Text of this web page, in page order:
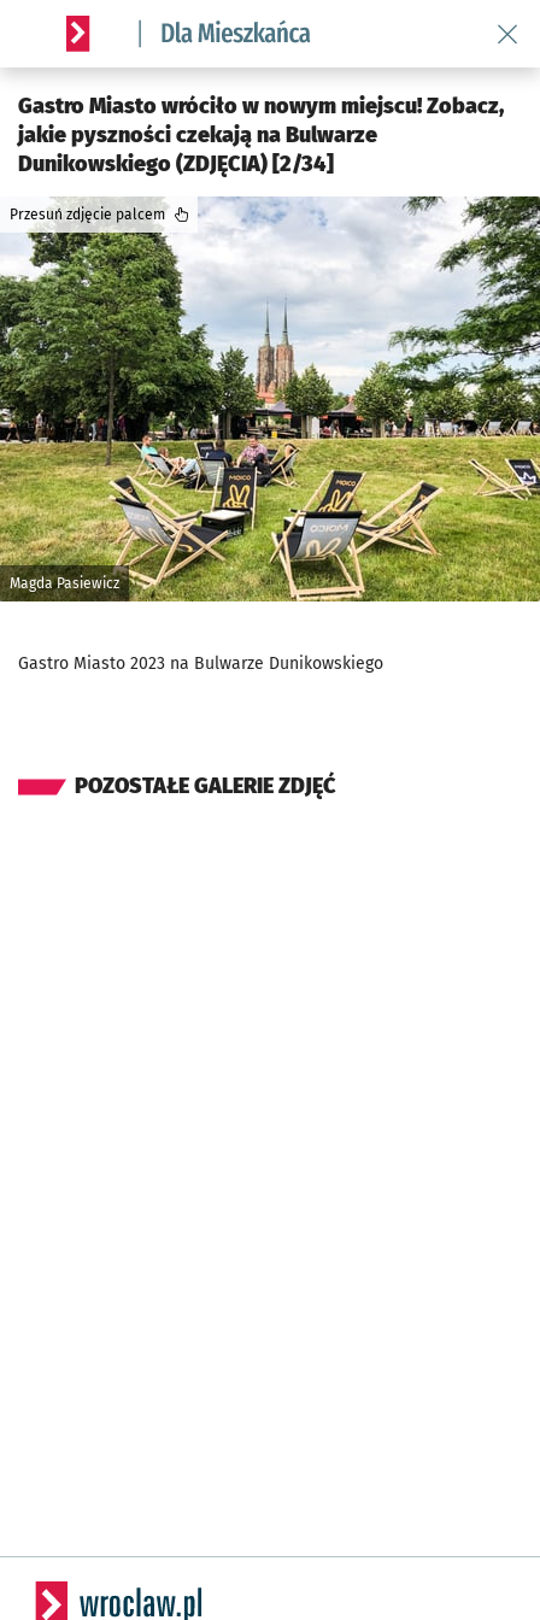
Serwis informacyjny wroclaw.pl podserwis: Dla mieszkańca
Gastro Miasto wróciło w nowym miejscu! Zobacz,
jakie pyszności czekają na Bulwarze
Dunikowskiego (ZDJĘCIA) [2/34]
Magda Pasiewicz
Przesuń zdjęcie palcem
Gastro Miasto 2023 na Bulwarze Dunikowskiego
POZOSTAŁE GALERIE ZDJĘĆ